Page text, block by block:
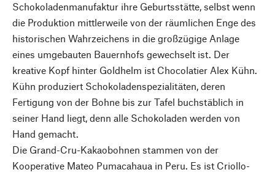
Schokoladenmanufaktur ihre Geburtsstätte, selbst wenn
die Produktion mittlerweile von der räumlichen Enge des
historischen Wahrzeichens in die großzügige Anlage
eines umgebauten Bauernhofs gewechselt ist. Der
kreative Kopf hinter Goldhelm ist Chocolatier Alex Kühn.
Kühn produziert Schokoladenspezialitäten, deren
Fertigung von der Bohne bis zur Tafel buchstäblich in
seiner Hand liegt, denn alle Schokoladen werden von
Hand gemacht.
Die Grand-Cru-Kakaobohnen stammen von der
Kooperative Mateo Pumacahaua in Peru. Es ist Criollo-